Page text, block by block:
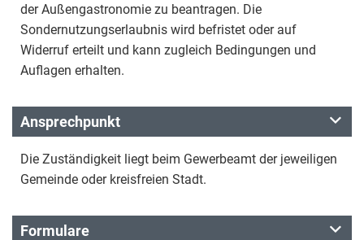
der Außengastronomie zu beantragen. Die
Sondernutzungserlaubnis wird befristet oder auf
Widerruf erteilt und kann zugleich Bedingungen und
Auflagen erhalten.
Ansprechpunkt
Die Zuständigkeit liegt beim Gewerbeamt der jeweiligen
Gemeinde oder kreisfreien Stadt.
Formulare